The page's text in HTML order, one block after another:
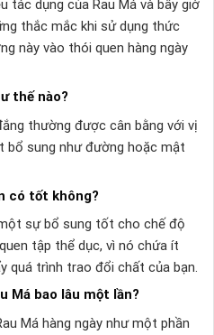
tác dụng của Rau Má và bây giờ
thắc mắc khi sử dụng thức
này vào thói quen hàng ngày
thế nào?
thường được cân bằng với vị
bổ sung như đường hoặc mật
có tốt không?
sự bổ sung tốt cho chế độ
tập thể dục, vì nó chứa ít
quá trình trao đổi chất của bạn.
Má bao lâu một lần?
Má hàng ngày như một phần